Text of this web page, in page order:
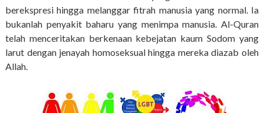
berekspresi hingga melanggar fitrah manusia yang normal. Ia
bukanlah penyakit baharu yang menimpa manusia. Al-Quran
telah menceritakan berkenaan kebejatan kaum Sodom yang
larut dengan jenayah homoseksual hingga mereka diazab oleh
Allah.